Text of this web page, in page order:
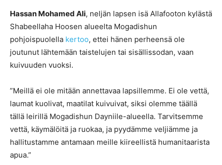
Hassan Mohamed Ali, neljän lapsen isä Allafooton kylästä
Shabeellaha Hoosen alueelta Mogadishun
pohjoispuolella kertoo, ettei hänen perheensä ole
joutunut lähtemään taistelujen tai sisällissodan, vaan
kuivuuden vuoksi.
”Meillä ei ole mitään annettavaa lapsillemme. Ei ole vettä,
laumat kuolivat, maatilat kuivuivat, siksi olemme täällä
tällä leirillä Mogadishun Dayniile-alueella. Tarvitsemme
vettä, käymälöitä ja ruokaa, ja pyydämme veljiämme ja
hallitustamme antamaan meille kiireellistä humanitaarista
apua.”